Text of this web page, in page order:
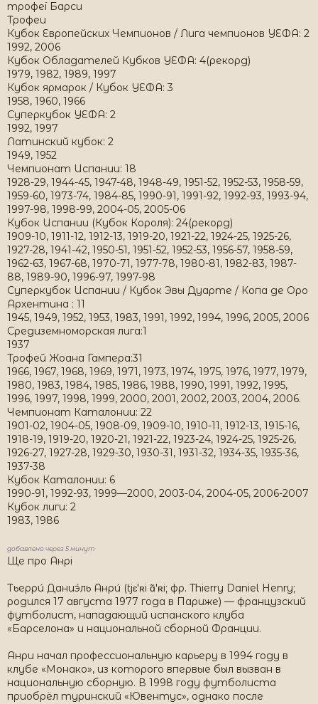
трофеї Барси
Трофеи
Кубок Европейских Чемпионов / Лига чемпионов УЕФА: 2
1992, 2006
Кубок Обладателей Кубков УЕФА: 4(рекорд)
1979, 1982, 1989, 1997
Кубок ярмарок / Кубок УЕФА: 3
1958, 1960, 1966
Суперкубок УЕФА: 2
1992, 1997
Латинский кубок: 2
1949, 1952
Чемпионат Испании: 18
1928-29, 1944-45, 1947-48, 1948-49, 1951-52, 1952-53, 1958-59,
1959-60, 1973-74, 1984-85, 1990-91, 1991-92, 1992-93, 1993-94,
1997-98, 1998-99, 2004-05, 2005-06
Кубок Испании (Кубок Короля): 24(рекорд)
1909-10, 1911-12, 1912-13, 1919-20, 1921-22, 1924-25, 1925-26,
1927-28, 1941-42, 1950-51, 1951-52, 1952-53, 1956-57, 1958-59,
1962-63, 1967-68, 1970-71, 1977-78, 1980-81, 1982-83, 1987-
88, 1989-90, 1996-97, 1997-98
Суперкубок Испании / Кубок Эвы Дуарте / Копа де Оро
Архентина : 11
1945, 1949, 1952, 1953, 1983, 1991, 1992, 1994, 1996, 2005, 2006
Средиземноморская лига:1
1937
Трофей Жоана Гампера:31
1966, 1967, 1968, 1969, 1971, 1973, 1974, 1975, 1976, 1977, 1979,
1980, 1983, 1984, 1985, 1986, 1988, 1990, 1991, 1992, 1995,
1996, 1997, 1998, 1999, 2000, 2001, 2002, 2003, 2004, 2006.
Чемпионат Каталонии: 22
1901-02, 1904-05, 1908-09, 1909-10, 1910-11, 1912-13, 1915-16,
1918-19, 1919-20, 1920-21, 1921-22, 1923-24, 1924-25, 1925-26,
1926-27, 1927-28, 1929-30, 1930-31, 1931-32, 1934-35, 1935-36,
1937-38
Кубок Каталонии: 6
1990-91, 1992-93, 1999—2000, 2003-04, 2004-05, 2006-2007
Кубок лиги: 2
1983, 1986
добавлено через 5 минут
Ще про Анрі
Тьерри́ Даниэ́ль Анри́ (tjɛ'ʀi ɑ̃'ʀi; фр. Thierry Daniel Henry;
родился 17 августа 1977 года в Париже) — французский
футболист, нападающий испанского клуба
«Барселона» и национальной сборной Франции.
Анри начал профессиональную карьеру в 1994 году в
клубе «Монако», из которого впервые был вызван в
национальную сборную. В 1998 году футболиста
приобрёл туринский «Ювентус», однако после